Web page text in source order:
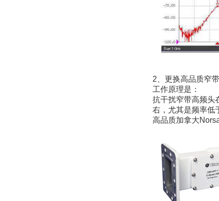
2、更换高品质窄
工作原理是：
抗干扰窄带高频头
右，尤其是频率低
高品质加拿大